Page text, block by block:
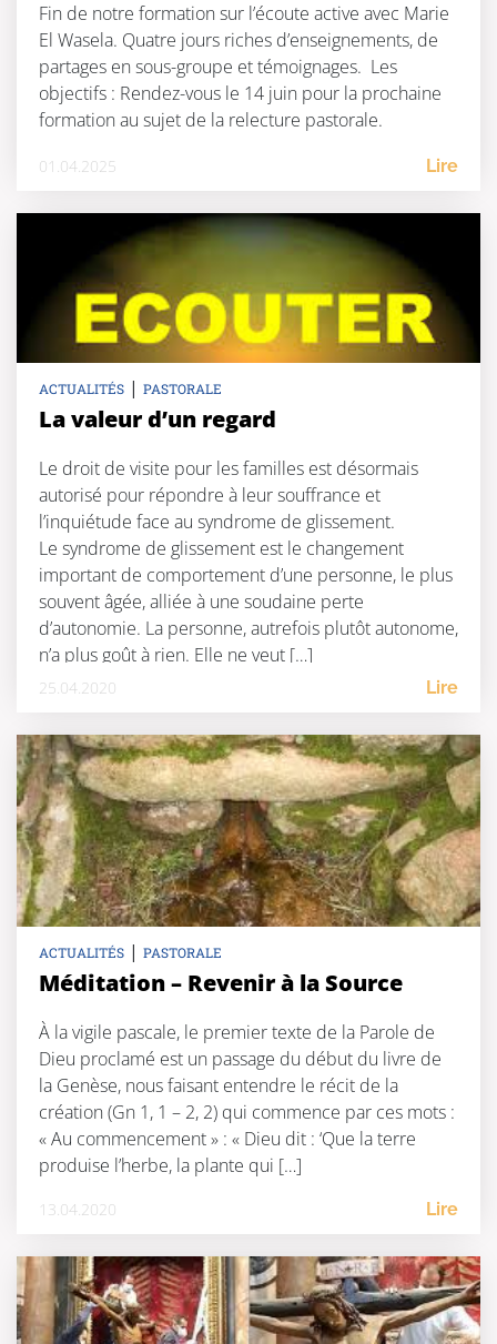
Fin de notre formation sur l’écoute active avec Marie
El Wasela. Quatre jours riches d’enseignements, de
partages en sous-groupe et témoignages. Les
objectifs : Rendez-vous le 14 juin pour la prochaine
formation au sujet de la relecture pastorale.
01.04.2025 Lire
ACTUALITÉS | PASTORALE
La valeur d’un regard
Le droit de visite pour les familles est désormais
autorisé pour répondre à leur souffrance et
l’inquiétude face au syndrome de glissement.
Le syndrome de glissement est le changement
important de comportement d’une personne, le plus
souvent âgée, alliée à une soudaine perte
d’autonomie. La personne, autrefois plutôt autonome,
n’a plus goût à rien. Elle ne veut […]
25.04.2020 Lire
ACTUALITÉS | PASTORALE
Méditation – Revenir à la Source
À la vigile pascale, le premier texte de la Parole de
Dieu proclamé est un passage du début du livre de
la Genèse, nous faisant entendre le récit de la
création (Gn 1, 1 – 2, 2) qui commence par ces mots :
« Au commencement » : « Dieu dit : ‘Que la terre
produise l’herbe, la plante qui […]
13.04.2020 Lire